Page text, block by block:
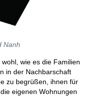
Nanh
wie es die Familien
in der Nachbarschaft
zu begrüßen, ihnen für
eigenen Wohnungen